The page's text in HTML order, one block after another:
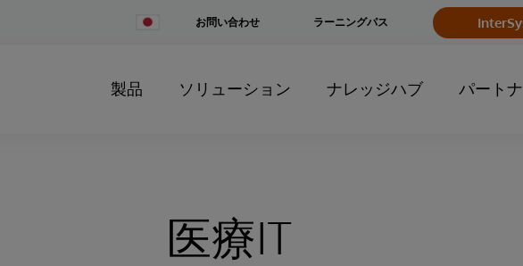
Change
お問い合わせ ラーニングパス
製品 ソリューション ナレッジハブ パート
医療IT